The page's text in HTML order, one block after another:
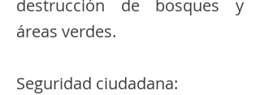
destrucción de bosques y
áreas verdes.
Seguridad ciudadana: